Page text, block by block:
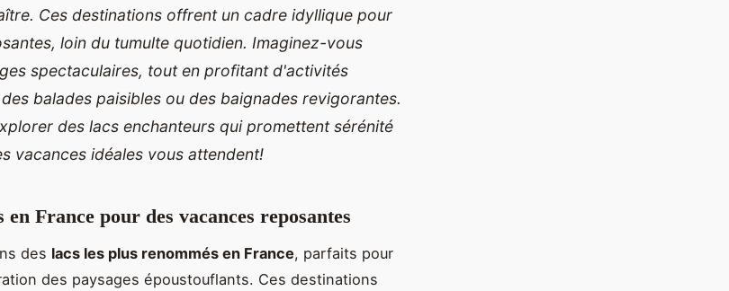
Ces destinations offrent un cadre idyllique pour
loin du tumulte quotidien. Imaginez-vous
spectaculaires, tout en profitant d'activités
balades paisibles ou des baignades revigorantes.
des lacs enchanteurs qui promettent sérénité
vacances idéales vous attendent!
en France pour des vacances reposantes
des lacs les plus renommés en France, parfaits pour
des paysages époustouflants. Ces destinations